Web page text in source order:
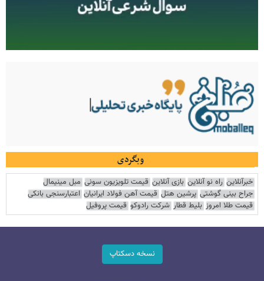
وبگردی
خبرآنلاین راه نو آنلاین بازی آنلاین قیمت تلویزیون سونی مبل مینیمال
جراح بینی گوشتی پرشین هتل قیمت آهن فولاد ایرانیان اعتبارسنجی بانکی
قیمت طلا امروز بلیط قطار شرکت رادوکو قیمت پروفیل
نسخه دسکتاپ